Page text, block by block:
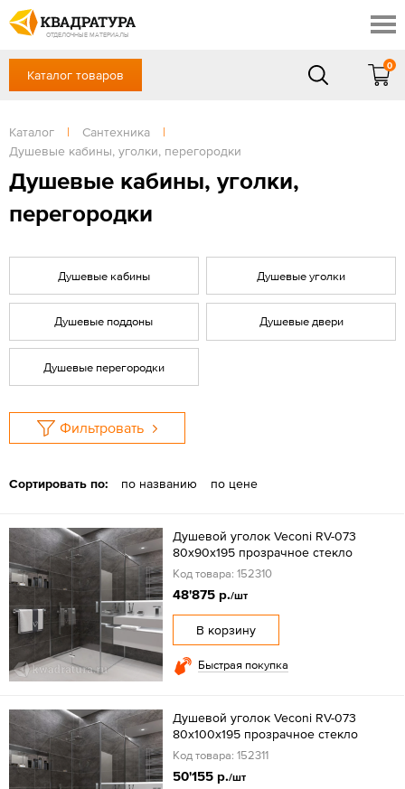
ОТДЕЛОЧНЫЕ МАТЕРИАЛЫ
Скидки
Контакты
Доставка и оплата
Готовые решения
Отзывы
+7 (863) 303-36-23
Сб, Вс — выходной
ЗАКАЗАТЬ ЗВОНОК
Вход / Регистрация
Каталог товаров
0
Каталог | Сантехника
|
Душевые кабины, уголки, перегородки
Душевые кабины, уголки,
перегородки
Душевые кабины Душевые уголки
Душевые поддоны Душевые двери
Душевые перегородки
Фильтровать
Сортировать по: по названию по цене
Душевой уголок Veconi RV-073
80x90х195 прозрачное стекло
Код товара: 152310
48'875 р./шт
В корзину
Быстрая покупка
Душевой уголок Veconi RV-073
80x100х195 прозрачное стекло
Код товара: 152311
50'155 р./шт